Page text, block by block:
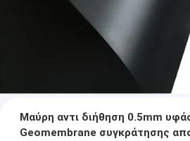
Μαύρη αντι διήθηση 0.5mm
Geomembrane συγκράτησης